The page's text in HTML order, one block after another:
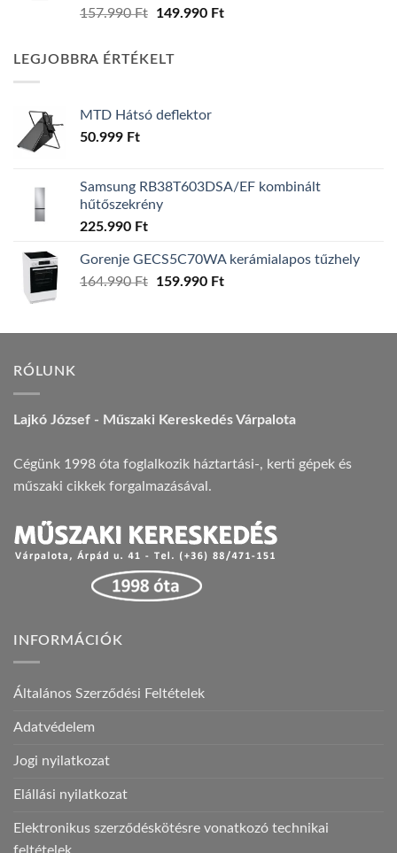
157.990Ft
Original
157.990 Ft.
149.990 FtCurrent
LEGJOBBRA ÉRTÉKELT
MTD Hátsó deflektor
50.999 Ft
Samsung RB38T603DSA/EF kombinált
hűtőszekrény
225.990 Ft
Gorenje GECS5C70WA kerámialapos tűzhely
164.990Ft
Original
164.990 Ft.
159.990 FtCurrent
159.990 Ft.
RÓLUNK
Lajkó József - Műszaki Kereskedés Várpalota
Cégünk 1998 óta foglalkozik háztartási-, kerti gépek és
műszaki cikkek forgalmazásával.
INFORMÁCIÓK
Általános Szerződési Feltételek
Adatvédelem
Jogi nyilatkozat
Elállási nyilatkozat
Elektronikus szerződéskötésre vonatkozó technikai